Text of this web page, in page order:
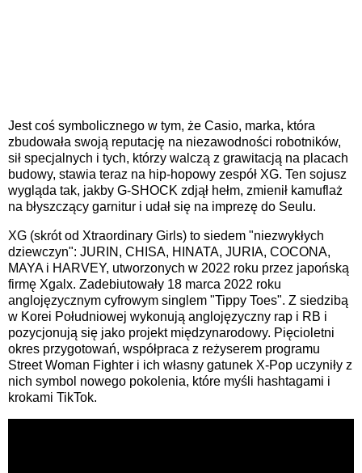
Jest coś symbolicznego w tym, że Casio, marka, która
zbudowała swoją reputację na niezawodności robotników,
sił specjalnych i tych, którzy walczą z grawitacją na placach
budowy, stawia teraz na hip-hopowy zespół XG. Ten sojusz
wygląda tak, jakby G-SHOCK zdjął hełm, zmienił kamuflaż
na błyszczący garnitur i udał się na imprezę do Seulu.
XG (skrót od Xtraordinary Girls) to siedem "niezwykłych
dziewczyn": JURIN, CHISA, HINATA, JURIA, COCONA,
MAYA i HARVEY, utworzonych w 2022 roku przez japońską
firmę Xgalx. Zadebiutowały 18 marca 2022 roku
anglojęzycznym cyfrowym singlem "Tippy Toes". Z siedzibą
w Korei Południowej wykonują anglojęzyczny rap i RB i
pozycjonują się jako projekt międzynarodowy. Pięcioletni
okres przygotowań, współpraca z reżyserem programu
Street Woman Fighter i ich własny gatunek X-Pop uczyniły z
nich symbol nowego pokolenia, które myśli hashtagami i
krokami TikTok.